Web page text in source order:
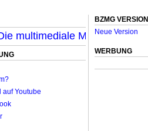
multimediale Mit-Mach-
BZMG
Neue Version
WERBUNG